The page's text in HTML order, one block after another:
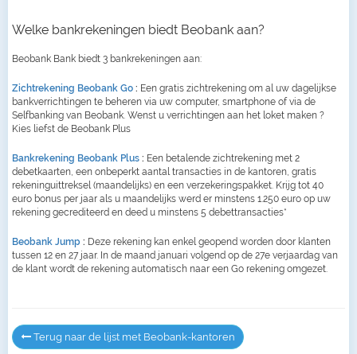
Welke bankrekeningen biedt Beobank aan?
Beobank Bank biedt 3 bankrekeningen aan:
Zichtrekening Beobank Go : Een gratis zichtrekening om al uw dagelijkse
bankverrichtingen te beheren via uw computer, smartphone of via de
Selfbanking van Beobank. Wenst u verrichtingen aan het loket maken ?
Kies liefst de Beobank Plus
Bankrekening Beobank Plus : Een betalende zichtrekening met 2
debetkaarten, een onbeperkt aantal transacties in de kantoren, gratis
rekeninguittreksel (maandelijks) en een verzekeringspakket. Krijg tot 40
euro bonus per jaar als u maandelijks werd er minstens 1.250 euro op uw
rekening gecrediteerd en deed u minstens 5 debettransacties*
Beobank Jump : Deze rekening kan enkel geopend worden door klanten
tussen 12 en 27 jaar. In de maand januari volgend op de 27e verjaardag van
de klant wordt de rekening automatisch naar een Go rekening omgezet.
Terug naar de lijst met Beobank-kantoren